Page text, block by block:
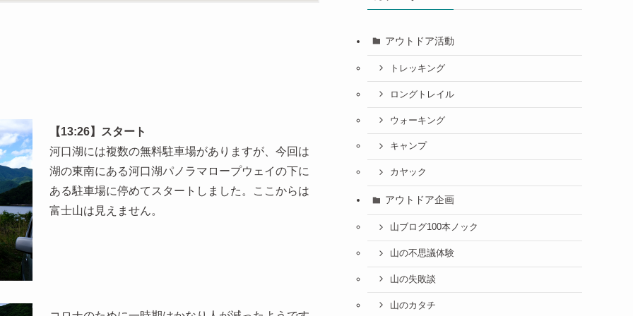
【13:26】スタート
河口湖には複数の無料駐車場がありますが、今回は
湖の東南にある河口湖パノラマロープウェイの下に
ある駐車場に停めてスタートしました。ここからは
富士山は見えません。
アウトドア活動
トレッキング
ロングトレイル
ウォーキング
キャンプ
カヤック
アウトドア企画
山ブログ100本ノック
山の不思議体験
山の失敗談
山のカタチ